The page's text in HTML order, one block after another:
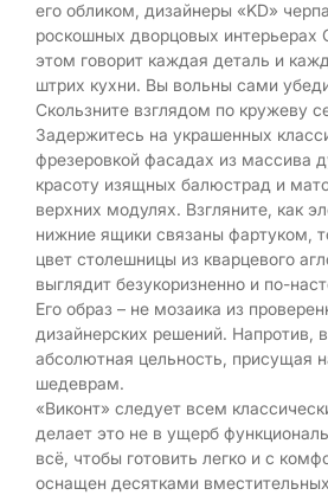
его обликом, дизайнеры «KD»
роскошных дворцовых интерьерах
этом говорит каждая деталь и
штрих кухни. Вы вольны сами
Скользните взглядом по кружеву
Задержитесь на украшенных
фрезеровкой фасадах из массива
красоту изящных балюстрад и
верхних модулях. Взгляните, как
нижние ящики связаны фартуком,
цвет столешницы из кварцевого
выглядит безукоризненно и по-
Его образ – не мозаика из
дизайнерских решений. Напротив,
абсолютная цельность, присущая
шедеврам.
«Виконт» следует всем
делает это не в ущерб
всё, чтобы готовить легко и с
оснащен десятками